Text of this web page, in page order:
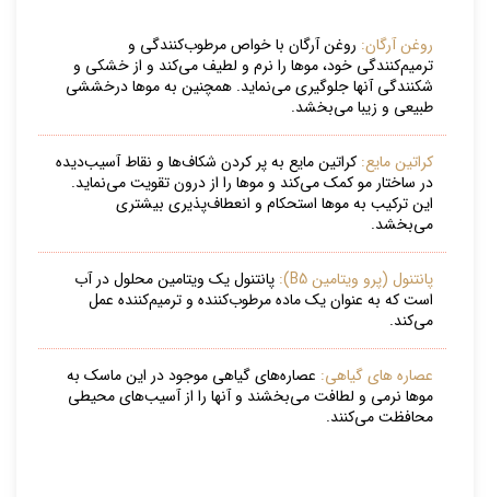
روغن آرگان: روغن آرگان با خواص مرطوب‌کنندگی و
ترمیم‌کنندگی خود، موها را نرم و لطیف می‌کند و از خشکی و
شکنندگی آنها جلوگیری می‌نماید. همچنین به موها درخششی
طبیعی و زیبا می‌بخشد.
کراتین مایع: کراتین مایع به پر کردن شکاف‌ها و نقاط آسیب‌دیده
در ساختار مو کمک می‌کند و موها را از درون تقویت می‌نماید.
این ترکیب به موها استحکام و انعطاف‌پذیری بیشتری
می‌بخشد.
پانتنول (پرو ویتامین B5):
پانتنول یک ویتامین محلول در آب
است که به عنوان یک ماده مرطوب‌کننده و ترمیم‌کننده عمل
می‌کند.
عصاره های گیاهی: عصاره‌های گیاهی موجود در این ماسک به
موها نرمی و لطافت می‌بخشند و آنها را از آسیب‌های محیطی
محافظت می‌کنند.